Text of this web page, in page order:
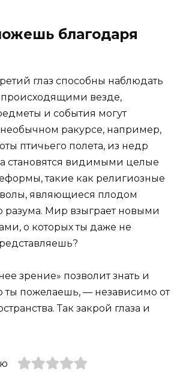
благодаря
глаз способны наблюдать
происходящими везде,
и события могут
необычном ракурсе, например,
птичьего полета, из недр
становятся видимыми целые
такие как религиозные
являющиеся плодом
разума. Мир взыграет новыми
о которых ты даже не
зрение» позволит знать и
ты пожелаешь, — независимо от
Так закрой глаза и